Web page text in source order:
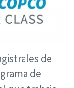
de
de